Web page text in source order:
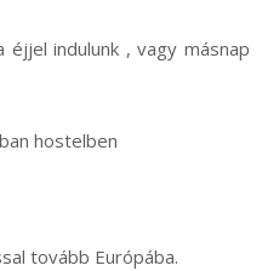
indulunk , vagy másnap
hostelben
tovább Európába.